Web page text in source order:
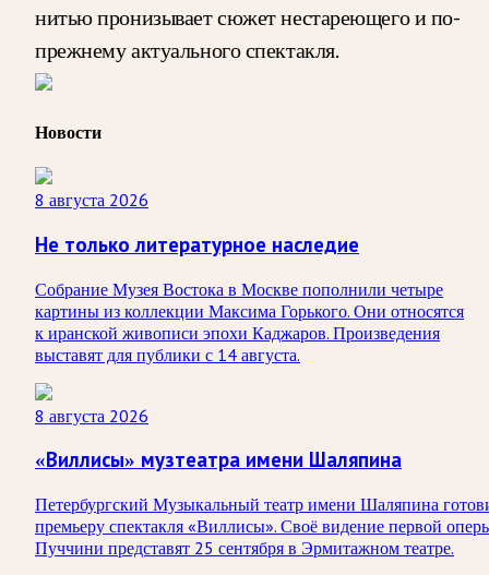
нитью пронизывает сюжет нестареющего и по-
прежнему актуального спектакля.
Новости
8 августа 2026
Не только литературное наследие
Собрание Музея Востока в Москве пополнили четыре
картины из коллекции Максима Горького. Они относятся
к иранской живописи эпохи Каджаров. Произведения
выставят для публики с 14 августа.
8 августа 2026
«Виллисы» музтеатра имени Шаляпина
Петербургский Музыкальный театр имени Шаляпина
премьеру спектакля «Виллисы». Своё видение первой
Пуччини представят 25 сентября в Эрмитажном театре.